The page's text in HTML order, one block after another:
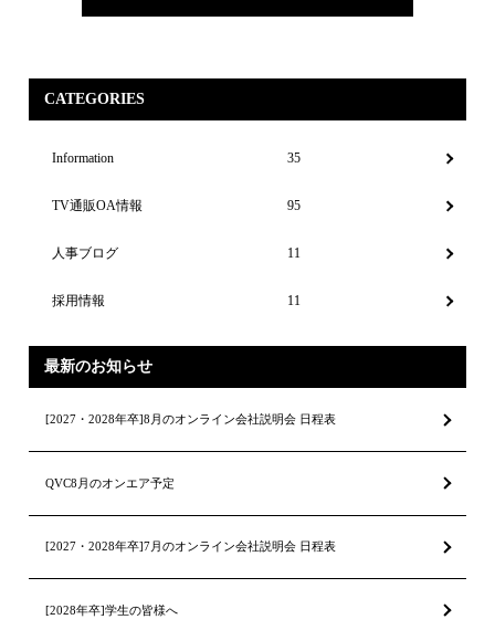
CATEGORIES
Information 35
TV通販OA情報 95
人事ブログ 11
採用情報 11
最新のお知らせ
[2027・2028年卒]8月のオンライン会社説明会 日程表
QVC8月のオンエア予定
[2027・2028年卒]7月のオンライン会社説明会 日程表
[2028年卒]学生の皆様へ